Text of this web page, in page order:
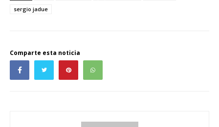
sergio jadue
Comparte esta noticia